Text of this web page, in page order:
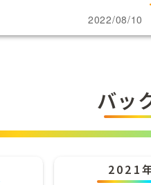
2022/08/10
バッ
2021